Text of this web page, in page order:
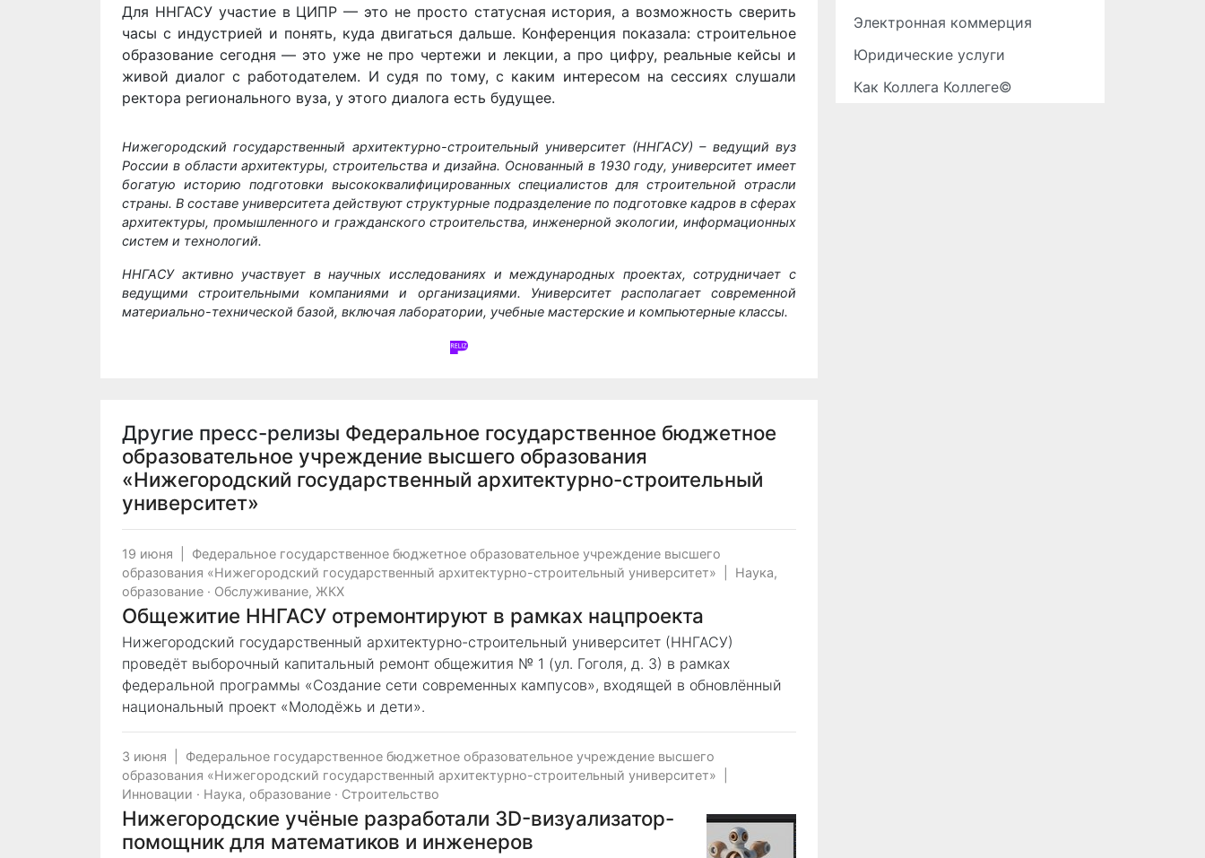
Для ННГАСУ участие в ЦИПР — это не просто статусная история, а возможность сверить
часы с индустрией и понять, куда двигаться дальше. Конференция показала: строительное
образование сегодня — это уже не про чертежи и лекции, а про цифру, реальные кейсы и
живой диалог с работодателем. И судя по тому, с каким интересом на сессиях слушали
ректора регионального вуза, у этого диалога есть будущее.
Нижегородский государственный архитектурно-строительный университет (ННГАСУ) – ведущий вуз
России в области архитектуры, строительства и дизайна. Основанный в 1930 году, университет имеет
богатую историю подготовки высококвалифицированных специалистов для строительной отрасли
страны. В составе университета действуют структурные подразделение по подготовке кадров в сферах
архитектуры, промышленного и гражданского строительства, инженерной экологии, информационных
систем и технологий.
ННГАСУ активно участвует в научных исследованиях и международных проектах, сотрудничает с
ведущими строительными компаниями и организациями. Университет располагает современной
материально-технической базой, включая лаборатории, учебные мастерские и компьютерные классы.
Другие пресс-релизы Федеральное государственное бюджетное
образовательное учреждение высшего образования
«Нижегородский государственный архитектурно-строительный
университет»
19 июня
Федеральное государственное бюджетное образовательное учреждение высшего
образования «Нижегородский государственный архитектурно-строительный университет»
Наука,
образование · Обслуживание, ЖКХ
Общежитие ННГАСУ отремонтируют в рамках нацпроекта
Нижегородский государственный архитектурно-строительный университет (ННГАСУ)
проведёт выборочный капитальный ремонт общежития № 1 (ул. Гоголя, д. 3) в рамках
федеральной программы «Создание сети современных кампусов», входящей в обновлённый
национальный проект «Молодёжь и дети».
3 июня
Федеральное государственное бюджетное образовательное учреждение высшего
образования «Нижегородский государственный архитектурно-строительный университет»
Инновации · Наука, образование · Строительство
Нижегородские учёные разработали 3D-визуализатор-
помощник для математиков и инженеров
Электронная коммерция
Юридические услуги
Как Коллега Коллеге©